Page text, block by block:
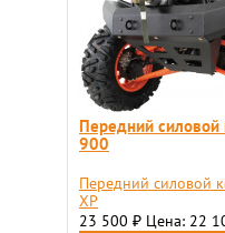
Передний силовой
900
Передний силовой
XP
23 500 ₽ Цена: 22